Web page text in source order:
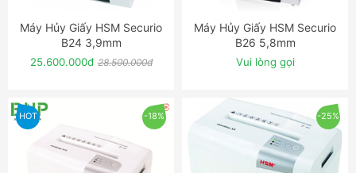
ĐẶT NGAY
Máy Hủy Giấy HSM Securio
B24 3,9mm
25.600.000đ 28.500.000đ
ĐẶT NGAY
Máy Hủy Giấy HSM Securio
B26 5,8mm
Vui lòng gọi
HOT -18% -25%